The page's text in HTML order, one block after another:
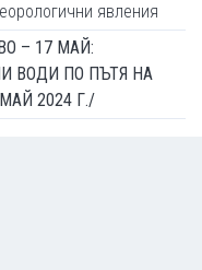
явления
– 17 МАЙ:
ВОДИ ПО ПЪТЯ НА
2024 Г./